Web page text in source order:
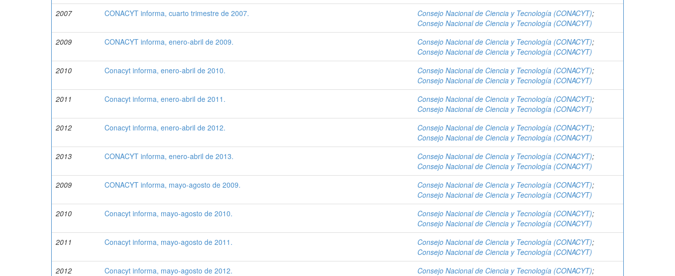
2007
CONACYT informa, cuarto trimestre de 2007. Consejo Nacional de Ciencia y Tecnología (CONACYT);
Consejo Nacional de Ciencia y Tecnología (CONACYT)
2009
CONACYT informa, enero-abril de 2009. Consejo Nacional de Ciencia y Tecnología (CONACYT);
Consejo Nacional de Ciencia y Tecnología (CONACYT)
2010
Conacyt informa, enero-abril de 2010. Consejo Nacional de Ciencia y Tecnología (CONACYT);
Consejo Nacional de Ciencia y Tecnología (CONACYT)
2011
Conacyt informa, enero-abril de 2011. Consejo Nacional de Ciencia y Tecnología (CONACYT);
Consejo Nacional de Ciencia y Tecnología (CONACYT)
2012
Conacyt informa, enero-abril de 2012. Consejo Nacional de Ciencia y Tecnología (CONACYT);
Consejo Nacional de Ciencia y Tecnología (CONACYT)
2013
CONACYT informa, enero-abril de 2013. Consejo Nacional de Ciencia y Tecnología (CONACYT);
Consejo Nacional de Ciencia y Tecnología (CONACYT)
2009
CONACYT informa, mayo-agosto de 2009. Consejo Nacional de Ciencia y Tecnología (CONACYT);
Consejo Nacional de Ciencia y Tecnología (CONACYT)
2010
Conacyt informa, mayo-agosto de 2010. Consejo Nacional de Ciencia y Tecnología (CONACYT);
Consejo Nacional de Ciencia y Tecnología (CONACYT)
2011
Conacyt informa, mayo-agosto de 2011. Consejo Nacional de Ciencia y Tecnología (CONACYT);
Consejo Nacional de Ciencia y Tecnología (CONACYT)
2012
Conacyt informa, mayo-agosto de 2012. Consejo Nacional de Ciencia y Tecnología (CONACYT);